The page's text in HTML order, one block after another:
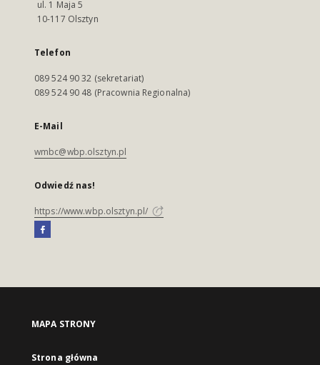
ul. 1 Maja 5
10-117 Olsztyn
Telefon
089 524 90 32 (sekretariat)
089 524 90 48 (Pracownia Regionalna)
E-Mail
wmbc@wbp.olsztyn.pl
Odwiedź nas!
https://www.wbp.olsztyn.pl/
MAPA STRONY
Strona główna